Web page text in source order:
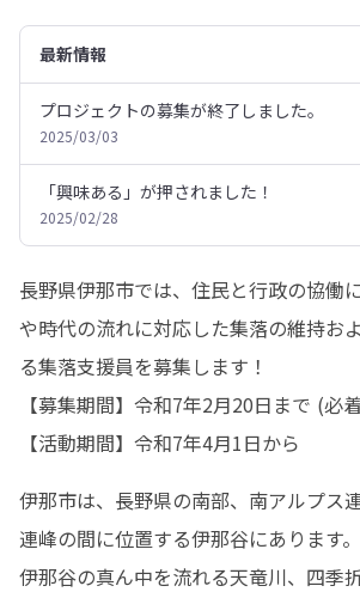
最新情報
プロジェクトの募集が終了しました。
2025/03/03
「興味ある」が押されました！
2025/02/28
長野県伊那市では、住民と行政の協働
や時代の流れに対応した集落の維持お
る集落支援員を募集します！
【募集期間】令和7年2月20日まで (必
【活動期間】令和7年4月1日から
伊那市は、長野県の南部、南アルプス
連峰の間に位置する伊那谷にあります
伊那谷の真ん中を流れる天竜川、四季